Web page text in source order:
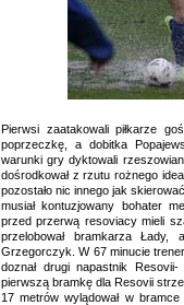
Pierwsi zaatakowali piłkarze
poprzeczkę, a dobitka
warunki gry dyktowali
dośrodkował z rzutu rożnego
pozostało nic innego jak
musiał kontuzjowany bohater
przed przerwą resoviacy mieli
przelobował bramkarza
Grzegorczyk. W 67 minucie
doznał drugi napastnik
pierwszą bramkę dla Resovii
17 metrów wylądował w